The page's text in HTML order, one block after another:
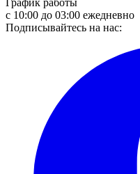
График работы
с 10:00 до 03:00 ежедневно
Подписывайтесь на нас: